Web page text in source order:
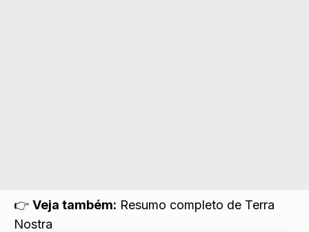
👉 Veja também: Resumo completo de Terra
Nostra